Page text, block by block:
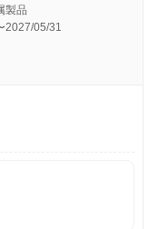
製品
2027/05/31